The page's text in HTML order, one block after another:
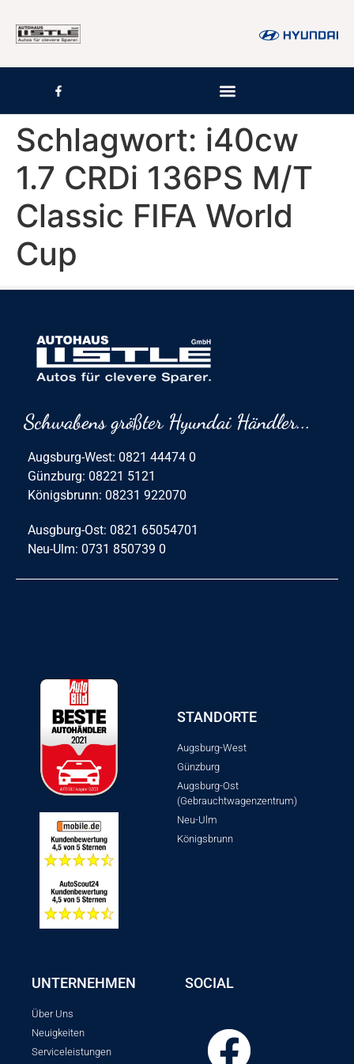
Schlagwort: i40cw
1.7 CRDi 136PS M/T
Classic FIFA World
Cup
Schwabens größter Hyundai Händler...
Augsburg-West: 0821 44474 0
Günzburg: 08221 5121
Königsbrunn: 08231 922070
Ausgburg-Ost: 0821 65054701
Neu-Ulm: 0731 850739 0
STANDORTE
Augsburg-West
Günzburg
Augsburg-Ost
(Gebrauchtwagenzentrum)
Neu-Ulm
Königsbrunn
UNTERNEHMEN
Über Uns
Neuigkeiten
Serviceleistungen
SOCIAL